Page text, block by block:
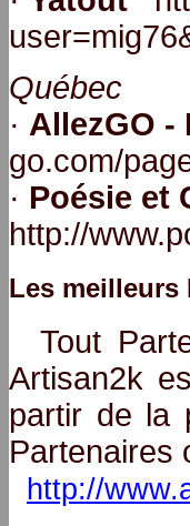
Québec
· AllezGO -
go.com/
· Poésie et
http://
Les meilleurs
Tout
Artisan2k
partir de la
Partenaires
http://